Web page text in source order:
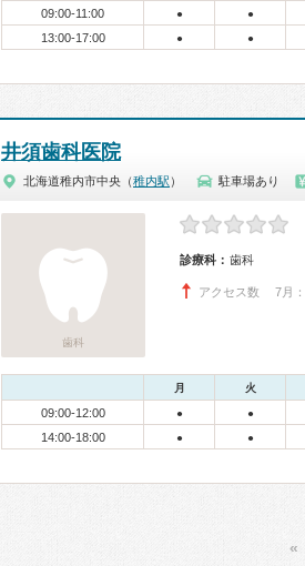
09:00-11:00 ● ●
13:00-17:00 ● ●
井須歯科医院
北海道稚内市中央（稚内駅 ） 駐車場あり
歯科
診療科： 歯科
アクセス数 7月：
月 火
09:00-12:00 ● ●
14:00-18:00 ● ●
«